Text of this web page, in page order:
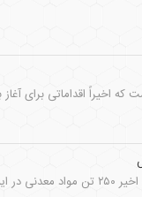
که اخیراً اقداماتی برای
شده است.